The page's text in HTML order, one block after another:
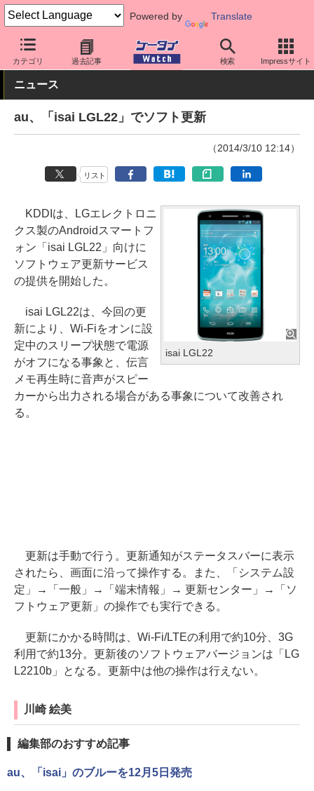
Powered by Translate
カテゴリ 過去記事 検索 Impressサイト
ケータイ Watch 業界動向 海外
ニュース
au、「isai LGL22」でソフト更新
（2014/3/10 12:14）
リスト
isai LGL22
KDDIは、LGエレクトロニ
クス製のAndroidスマートフ
ォン「isai LGL22」向けに
ソフトウェア更新サービス
の提供を開始した。
isai LGL22は、今回の更
新により、Wi-Fiをオンに設
定中のスリープ状態で電源
がオフになる事象と、伝言
メモ再生時に音声がスピー
カーから出力される場合がある事象について改善され
る。
更新は手動で行う。更新通知がステータスバーに表示
されたら、画面に沿って操作する。また、「システム設
定」→「一般」→「端末情報」→ 更新センター」→「ソ
フトウェア更新」の操作でも実行できる。
更新にかかる時間は、Wi-Fi/LTEの利用で約10分、3G
利用で約13分。更新後のソフトウェアバージョンは「LG
L2210b」となる。更新中は他の操作は行えない。
川崎 絵美
編集部のおすすめ記事
au、「isai」のブルーを12月5日発売